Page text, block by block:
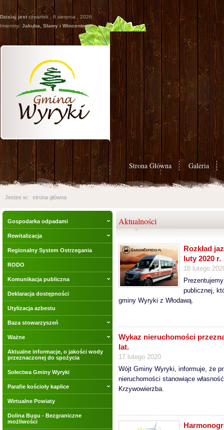
Dzisiaj jest czwartek , 6 sierpnia , 2026
Imieniny: Jakuba, Sławy i Wincentego
Strona Główna Galeria
Jestes w: strona główna
Gospodarka odpadami
Rewitalizacja
Regionalny System Ostrzegania
RODO
Komunikacja publiczna
Deklaracja dostępności
Utylizacja azbestu
Baza stowarzyszeń
Ważne
Aktualne informacje, o jakości wody
przeznaczonej do spożycia
Sołectwa Gminy Wyryki
Parafie kościoły kaplice
Wirtualne Powiaty
Dolina Bugu - Bezgraniczne
możliwości
Aktualności
Rozkład
luty 2020 r.
18 lutego
publicznej,
gminy Wyryki z Włodawą.
Wykaz nieruchomości
lat.
17 lutego 2020
Wójt Gminy Wyryki, informuje, że
nieruchomości stanowiące
Krzywowierzba.